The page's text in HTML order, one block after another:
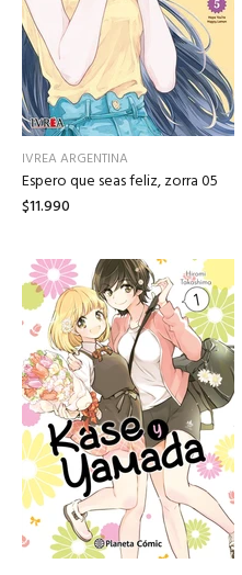
IVREA ARGENTINA
Espero que seas feliz, zorra 05
$11.990